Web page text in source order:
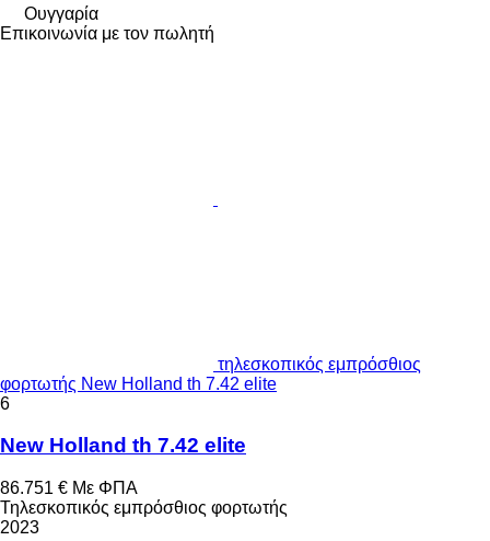
Ουγγαρία
Επικοινωνία με τον πωλητή
τηλεσκοπικός εμπρόσθιος
φορτωτής New Holland th 7.42 elite
6
New Holland th 7.42 elite
86.751 € Με ΦΠΑ
Τηλεσκοπικός εμπρόσθιος φορτωτής
2023